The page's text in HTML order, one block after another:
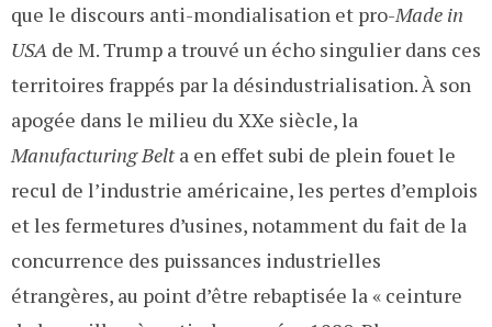
que le discours anti-mondialisation et pro-Made in
USA de M. Trump a trouvé un écho singulier dans ces
territoires frappés par la désindustrialisation. À son
apogée dans le milieu du XXe siècle, la
Manufacturing Belta en effet subi de plein fouet le
recul de l’industrie américaine, les pertes d’emplois
et les fermetures d’usines, notamment du fait de la
concurrence des puissances industrielles
étrangères, au point d’être rebaptisée la « ceinture